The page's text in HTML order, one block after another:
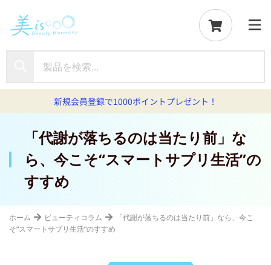
新規会員登録で1000ポイントプレゼント！
「代謝が落ちるのは当たり前」な
ら、今こそ“スマートサプリ生活”の
すすめ
ホーム ビューティコラム
「代謝が落ちるのは当たり前」なら、今こ
そ“スマートサプリ生活”のすすめ